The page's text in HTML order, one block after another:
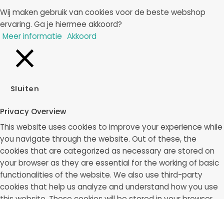
Wij maken gebruik van cookies voor de beste webshop
ervaring. Ga je hiermee akkoord?
Meer informatie Akkoord
Sluiten
Privacy Overview
This website uses cookies to improve your experience while
you navigate through the website. Out of these, the
cookies that are categorized as necessary are stored on
your browser as they are essential for the working of basic
functionalities of the website. We also use third-party
cookies that help us analyze and understand how you use